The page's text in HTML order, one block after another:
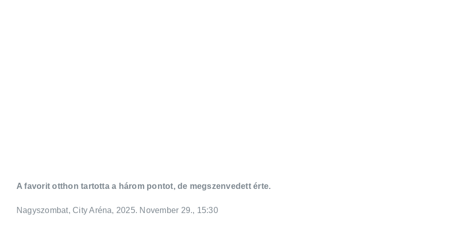
A favorit otthon tartotta a három pontot, de megszenvedett érte.
Nagyszombat, City Aréna, 2025. November 29., 15:30